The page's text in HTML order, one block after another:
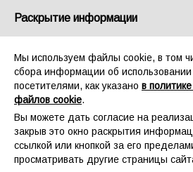
Россия
НОСИЛОК
Раскрытие информации
Мы используем файлы cookie, в том
сбора информации об
посетителями, как указано в
файлов cookie.
Вы можете дать согласие на
закрыв это окно раскрытия
ссылкой или кнопкой за его
просматривать другие страницы